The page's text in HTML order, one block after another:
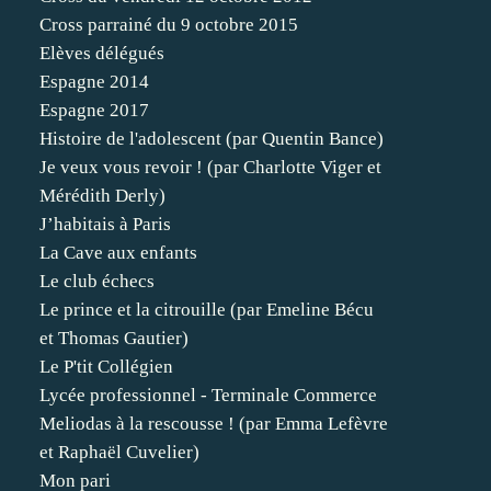
Cross parrainé du 9 octobre 2015
Elèves délégués
Espagne 2014
Espagne 2017
Histoire de l'adolescent (par Quentin Bance)
Je veux vous revoir ! (par Charlotte Viger et
Mérédith Derly)
J’habitais à Paris
La Cave aux enfants
Le club échecs
Le prince et la citrouille (par Emeline Bécu
et Thomas Gautier)
Le P'tit Collégien
Lycée professionnel - Terminale Commerce
Meliodas à la rescousse ! (par Emma Lefèvre
et Raphaël Cuvelier)
Mon pari